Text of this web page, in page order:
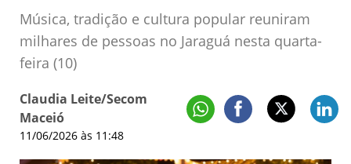
Música, tradição e cultura popular reuniram
milhares de pessoas no Jaraguá nesta quarta-
feira (10)
Claudia Leite/Secom
Maceió
11/06/2026 às 11:48